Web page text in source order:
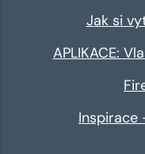
Jak si
APLIKACE:
Inspirace